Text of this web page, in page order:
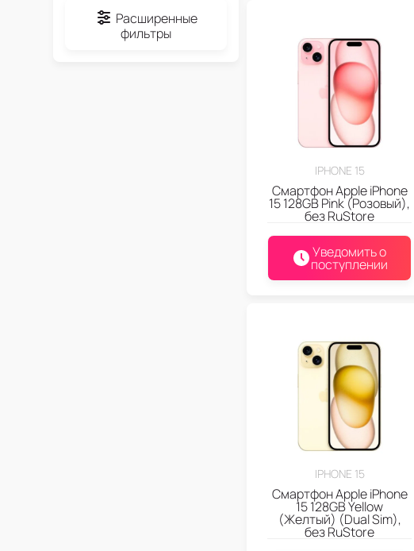
IPHONE 15
Смартфон Apple iPhone
15 128GB Pink (Розовый),
без RuStore
Уведомить о
поступлении
IPHONE 15
Смартфон Apple iPhone
15 128GB Yellow
(Желтый) (Dual Sim),
без RuStore
Расширенные
фильтры